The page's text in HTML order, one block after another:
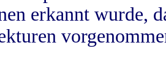
erkannt wurde,